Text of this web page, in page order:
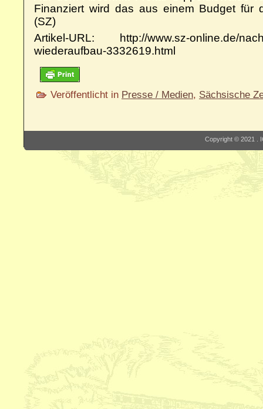
Finanziert wird das aus einem Budget für
(SZ)
Artikel-URL: http://www.sz-online.de/
wiederaufbau-3332619.html
Veröffentlicht in Presse / Medien, Sächsische
Copyright © 2021 .